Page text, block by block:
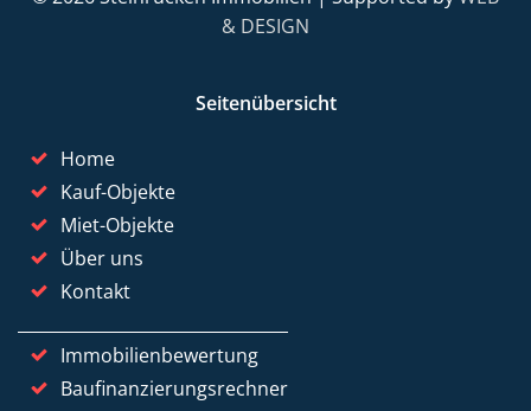
& DESIGN
Seitenübersicht
Home
Kauf-Objekte
Miet-Objekte
Über uns
Kontakt
Immobilienbewertung
Baufinanzierungsrechner